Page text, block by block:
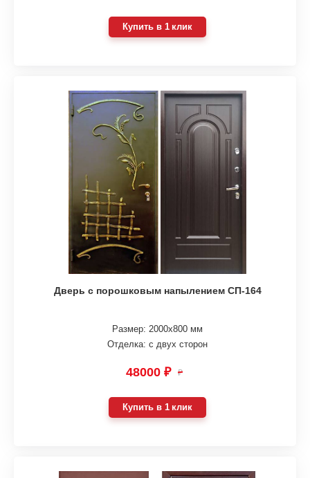
Купить в 1 клик
Дверь с порошковым напылением СП-164
Размер: 2000х800 мм
Отделка: с двух сторон
48000 ₽ ₽
Купить в 1 клик